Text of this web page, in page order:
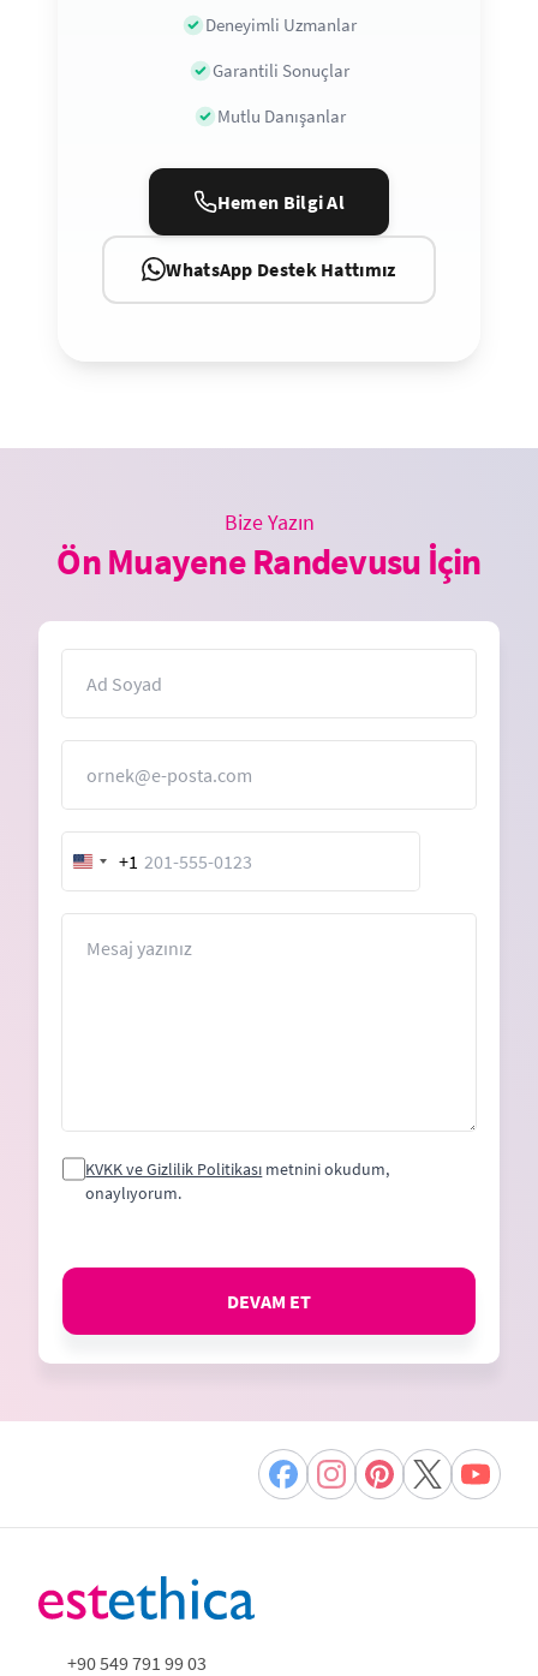
Deneyimli Uzmanlar
Garantili Sonuçlar
Mutlu Danışanlar
Hemen Bilgi Al
WhatsApp Destek Hattımız
Bize Yazın
Ön Muayene Randevusu İçin
United
States
+1
KVKK ve Gizlilik Politikası metnini okudum,
onaylıyorum.
DEVAM ET
+90 549 791 99 03